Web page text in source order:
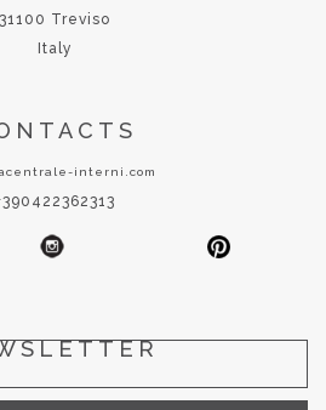
31100 Treviso
Italy
interni.com